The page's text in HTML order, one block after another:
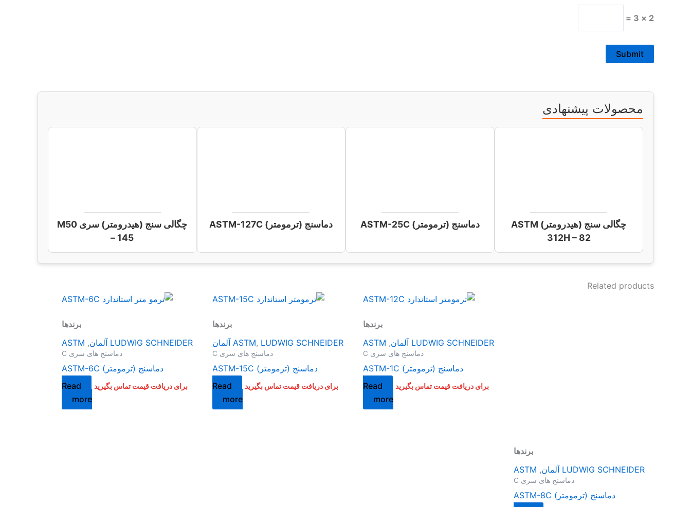
2 × 3 =
محصولات پیشنهادی
چگالی سنج (هیدرومتر) ASTM
312H – 82
دماسنج (ترمومتر) ASTM-25C دماسنج (ترمومتر) ASTM-127C
چگالی سنج (هیدرومتر) سری M50
– 145
Related products
برندها
LUDWIG SCHNEIDER آلمان
,
ASTM
دماسنج های سری C
دماسنج (ترمومتر) ASTM-8C
برندها
LUDWIG SCHNEIDER آلمان
,
ASTM
دماسنج های سری C
دماسنج (ترمومتر) ASTM-1C
برای دریافت قیمت تماس بگیرید
Read
more
برندها
ASTM, LUDWIG SCHNEIDER آلمان
دماسنج های سری C
دماسنج (ترمومتر) ASTM-15C
برای دریافت قیمت تماس بگیرید
Read
more
برندها
LUDWIG SCHNEIDER آلمان
,
ASTM
دماسنج های سری C
دماسنج (ترمومتر) ASTM-6C
برای دریافت قیمت تماس بگیرید
Read
more